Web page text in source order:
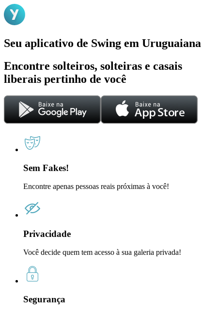
Seu aplicativo de Swing em Uruguaiana
Encontre solteiros, solteiras e casais
liberais pertinho de você
Sem Fakes!
Encontre apenas pessoas reais próximas à você!
Privacidade
Você decide quem tem acesso à sua galeria privada!
Segurança